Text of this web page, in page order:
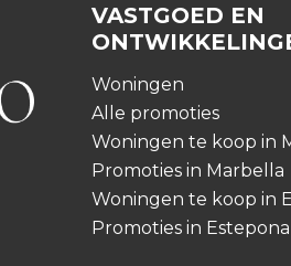
VASTGOED EN
Woningen
Alle promoties
Woningen te koop in
Promoties in Marbella
Woningen te koop in
Promoties in Estepona